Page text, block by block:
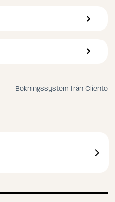
Bokningssystem från Cliento